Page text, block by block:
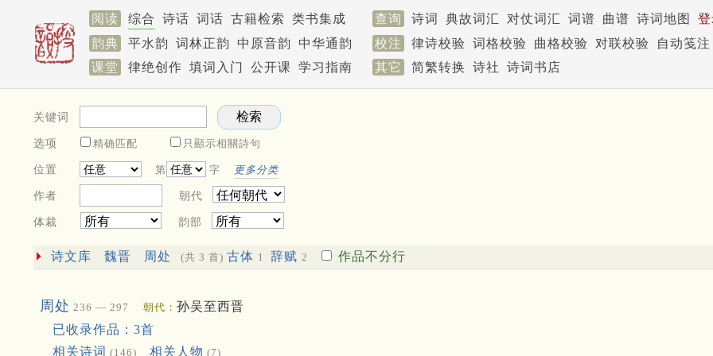
阅读 综合 诗话 词话 古籍检索 类书集成 查询 诗词 典故词汇 对仗词汇 词谱 曲谱 诗词地图
韵典
平水韵 词林正韵 中原音韵 中华通韵 校注 律诗校验 词格校验 曲格校验 对联校验
自动笺注
课堂
律绝创作 填词入门 公开课 学习指南 其它 简繁转换 诗社 诗词书店
关键词
选项 精确匹配 只顯示相關詩句
位置 第 字 更多分类
作者 朝代
体裁 韵部
诗文库 魏晋 周处 (共 3 首) 古体 1 辞赋 2 作品不分行
周处 236 — 297 朝代： 孙吴至西晋
已收录作品：3首
相关诗词 (146) 相关人物 (7)